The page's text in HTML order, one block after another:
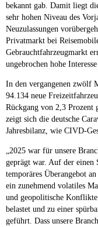
bekannt gab. Damit liegt
sehr hohen Niveau des
Neuzulassungen
Privatmarkt bei
Gebrauchtfahrzeugmarkt
ungebrochen hohe
In den vergangenen zwölf
94.134 neue
Rückgang von 2,3 Prozent
zeigt sich die deutsche
Jahresbilanz, wie CIVD-
„2025 war für unsere
geprägt war. Auf der einen
temporäres Überangebot
ein zunehmend volatiles
und geopolitische
belastet und zu einer
geführt. Dass unsere